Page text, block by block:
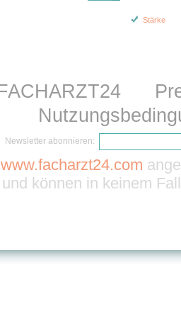
Stärke
Newsletter abonnieren:
www.facharzt24.com
können in keinem